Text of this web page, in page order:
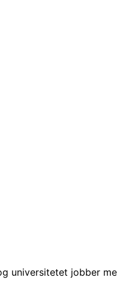
universitetet jobber